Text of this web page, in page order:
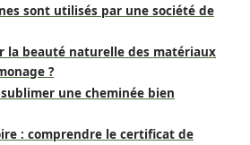
sont utilisés par une société de
la beauté naturelle des matériaux
?
une cheminée bien
: comprendre le certificat de